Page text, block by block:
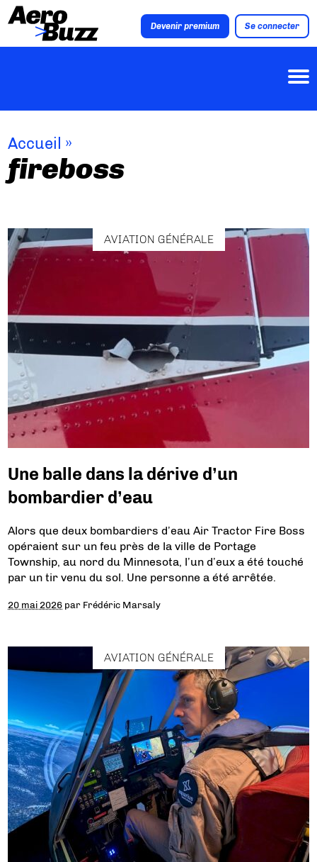
Devenir premium Se connecter
Accueil »
fireboss
AVIATION GÉNÉRALE
Une balle dans la dérive d’un
bombardier d’eau
Alors que deux bombardiers d’eau Air Tractor Fire Boss
opéraient sur un feu près de la ville de Portage
Township, au nord du Minnesota, l’un d’eux a été touché
par un tir venu du sol. Une personne a été arrêtée.
20 mai 2026 par Frédéric Marsaly
AVIATION GÉNÉRALE